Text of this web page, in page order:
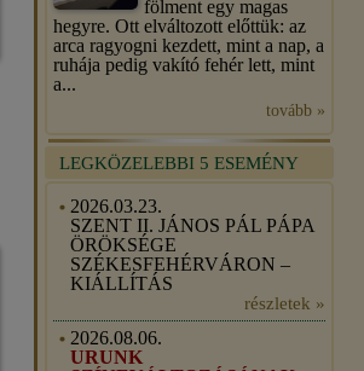
fölment egy magas
hegyre. Ott elváltozott előttük: az
arca ragyogni kezdett, mint a nap, a
ruhája pedig vakító fehér lett, mint
a...
tovább »
LEGKÖZELEBBI 5 ESEMÉNY
2026.03.23.
SZENT II. JÁNOS PÁL PÁPA
ÖRÖKSÉGE
SZÉKESFEHÉRVÁRON –
KIÁLLÍTÁS
részletek »
2026.08.06.
URUNK